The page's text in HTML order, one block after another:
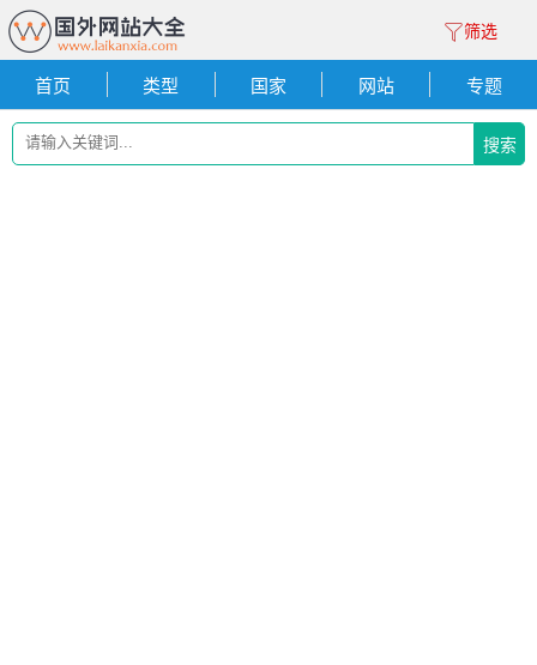
筛选
首页 类型 国家 网站 专题
搜索